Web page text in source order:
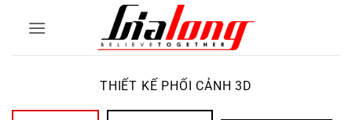
THIẾT KẾ PHỐI CẢNH 3D